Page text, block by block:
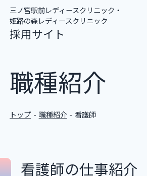
三ノ宮駅前レディースクリニック・
姫路の森レディースクリニック
採用サイト
働く人の声
職種紹介
トップ 職種紹介 看護師
看護師の仕事紹介